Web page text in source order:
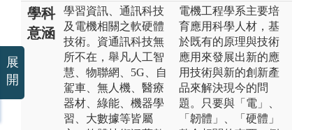
學科
意涵
學習資訊、通訊科技
及電機相關之軟硬體
技術。資通訊科技無
所不在，舉凡人工智
慧、物聯網、5G、自
駕車、無人機、醫療
器材、綠能、機器學
習、大數據等皆屬
電機工程學系主要培
育應用科學人材，基
於既有的原理與技術
應用來發展出新的應
用技術與新的創新產
品來解決現今的問
題。只要與「電」、
「韌體」、「硬體」
展
開